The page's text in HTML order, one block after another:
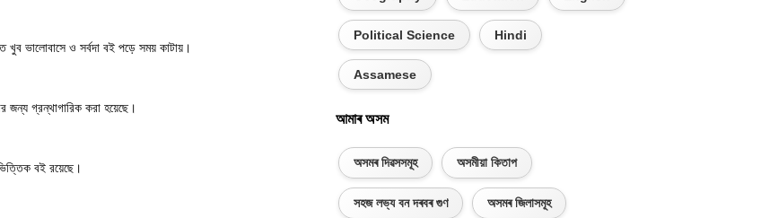
ভালোবাসে ও সর্বদা বই পড়ে সময় কাটায়।
জন্য গ্রন্থাগারিক করা হয়েছে।
বই রয়েছে।
Political Science Hindi
Assamese
আমাৰ অসম
অসমৰ দিৱসসমূহ অসমীয়া কিতাপ
সহজ লভ্য বন দৰবৰ গুণ অসমৰ জিলাসমূহ